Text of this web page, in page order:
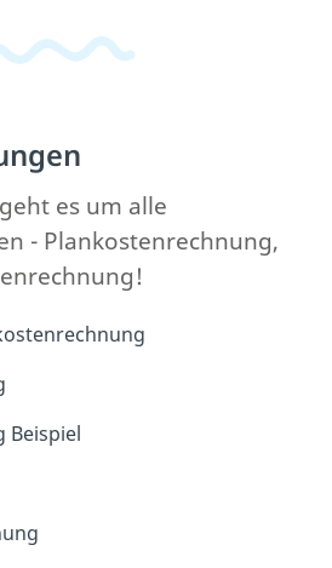
es um alle
- Plankostenrechnung,
Beispiel